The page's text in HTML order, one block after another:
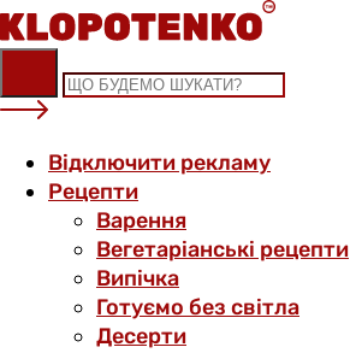
Skip
to
content
Відключити рекламу
Рецепти
Варення
Вегетаріанські рецепти
Випічка
Готуємо без світла
Десерти